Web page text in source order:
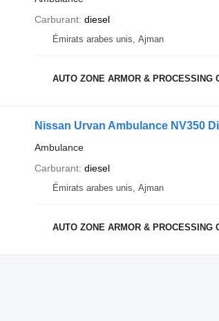
Carburant diesel
Émirats arabes unis, Ajman
AUTO ZONE ARMOR & PROCESSING
Nissan Urvan Ambulance NV350
Ambulance
Carburant diesel
Émirats arabes unis, Ajman
AUTO ZONE ARMOR & PROCESSING